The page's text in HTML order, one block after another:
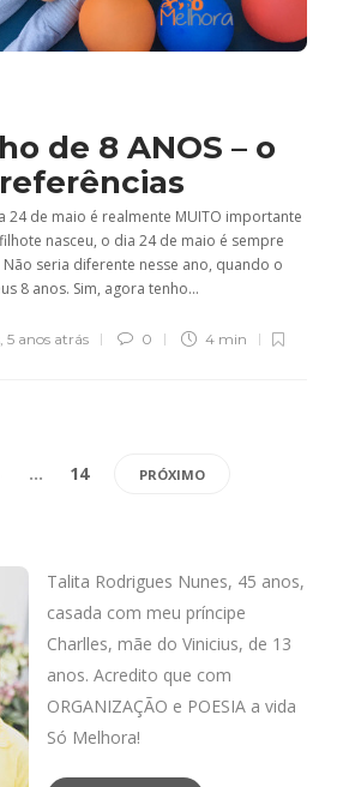
de 8 ANOS – o
24 de maio é realmente MUITO importante
nasceu, o dia 24 de maio é sempre
seria diferente nesse ano, quando o
8 anos. Sim, agora tenho...
5 anos atrás 0 4 min
… 14 PRÓXIMO
Talita Rodrigues Nunes, 45 anos,
casada com meu príncipe
Charlles, mãe do Vinicius, de 13
anos. Acredito que com
ORGANIZAÇÃO e POESIA a vida
Só Melhora!